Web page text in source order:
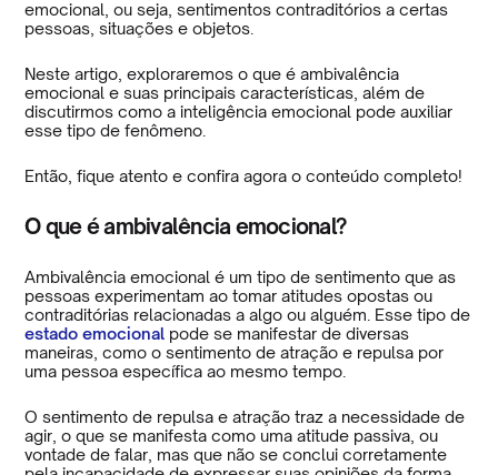
emocional, ou seja, sentimentos contraditórios a certas
pessoas, situações e objetos.
Neste artigo, exploraremos o que é ambivalência
emocional e suas principais características, além de
discutirmos como a inteligência emocional pode auxiliar
esse tipo de fenômeno.
Então, fique atento e confira agora o conteúdo completo!
O que é ambivalência emocional?
Ambivalência emocional é um tipo de sentimento que as
pessoas experimentam ao tomar atitudes opostas ou
contraditórias relacionadas a algo ou alguém. Esse tipo de
estado emocional pode se manifestar de diversas
maneiras, como o sentimento de atração e repulsa por
uma pessoa específica ao mesmo tempo.
O sentimento de repulsa e atração traz a necessidade de
agir, o que se manifesta como uma atitude passiva, ou
vontade de falar, mas que não se conclui corretamente